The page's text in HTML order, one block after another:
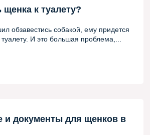
щенка к туалету?
обзавестись собакой, ему придется
И это большая проблема,...
и документы для щенков в